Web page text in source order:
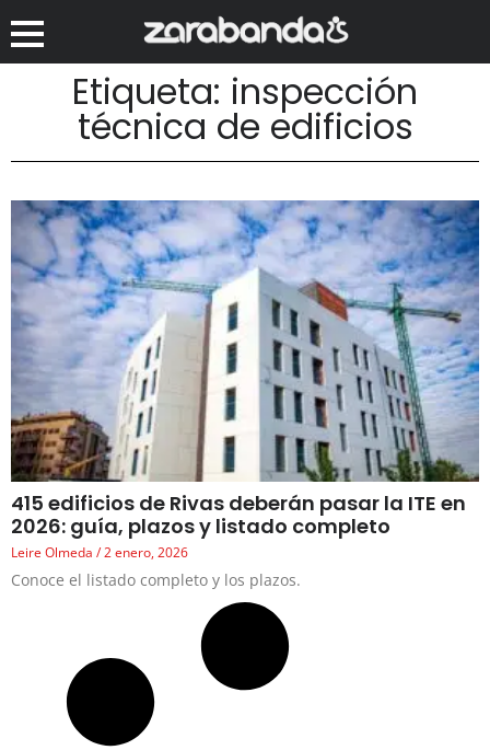
Etiqueta: inspección
técnica de edificios
415 edificios de Rivas deberán pasar la ITE en
2026: guía, plazos y listado completo
Leire Olmeda 2 enero, 2026
Conoce el listado completo y los plazos.